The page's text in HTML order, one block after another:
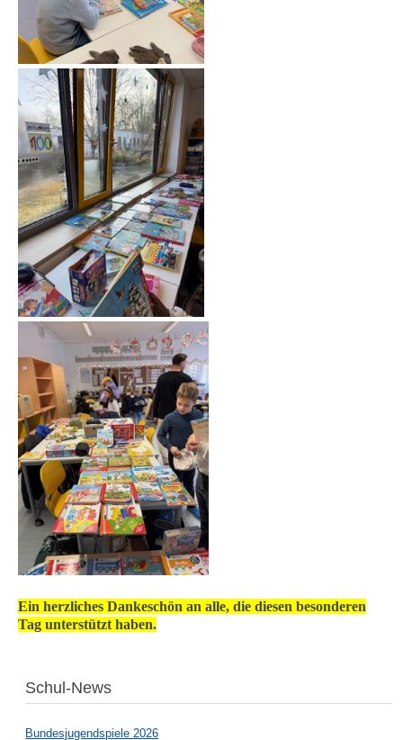
Ein herzliches Dankeschön an alle, die diesen besonderen
Tag unterstützt haben.
Schul-News
Bundesjugendspiele 2026